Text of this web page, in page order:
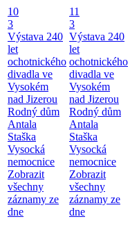
10
3
Výstava 240
let
ochotnického
divadla ve
Vysokém
nad Jizerou
Rodný dům
Antala
Staška
Vysocká
nemocnice
Zobrazit
všechny
záznamy ze
dne
11
3
Výstava 240
let
ochotnického
divadla ve
Vysokém
nad Jizerou
Rodný dům
Antala
Staška
Vysocká
nemocnice
Zobrazit
všechny
záznamy ze
dne